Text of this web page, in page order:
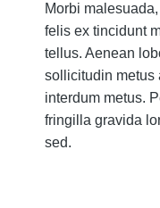
Morbi
felis ex tincidunt
tellus. Aenean
sollicitudin metus
interdum metus.
fringilla gravida
sed.